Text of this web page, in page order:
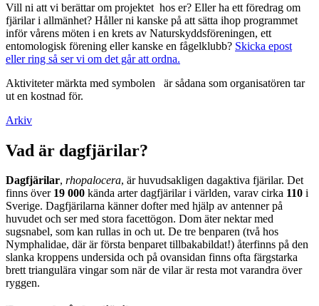
Vill ni att vi berättar om projektet hos er? Eller ha ett föredrag om
fjärilar i allmänhet? Håller ni kanske på att sätta ihop programmet
inför vårens möten i en krets av Naturskyddsföreningen, ett
entomologisk förening eller kanske en fågelklubb? Skicka epost
eller ring så ser vi om det går att ordna.
Aktiviteter märkta med symbolen
är sådana som organisatören tar
ut en kostnad för.
Arkiv
Vad är dagfjärilar?
Dagfjärilar, rhopalocera, är huvudsakligen dagaktiva fjärilar. Det
finns över 19 000 kända arter dagfjärilar i världen, varav cirka 110 i
Sverige. Dagfjärilarna känner dofter med hjälp av antenner på
huvudet och ser med stora facettögon. Dom äter nektar med
sugsnabel, som kan rullas in och ut. De tre benparen (två hos
Nymphalidae, där är första benparet tillbakabildat!) återfinns på den
slanka kroppens undersida och på ovansidan finns ofta färgstarka
brett triangulära vingar som när de vilar är resta mot varandra över
ryggen.